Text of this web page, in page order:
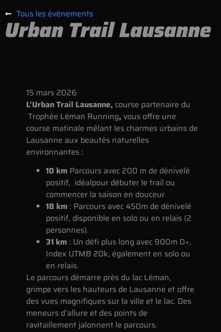
Tous les évènements
Urban Trail Lausanne
15 mars 2026
L’Urban Trail Lausanne, course partenaire du
Trophée Léman Running, vous offre une
course matinale mêlant les charmes urbains de
Lausanne aux beautés naturelles
environnantes :
10 km Parcours avec 200 m de dénivelé
positif, idéalpour débuter le trail ou
commencer la saison en douceur
18 km : Parcours avec 450m de dénivelé
positif, disponible en solo ou en relais (2
personnes).
31 km : Un défi plus long avec 900m D+,
Index UTMB 20k, également en solo ou
en relais.
Le parcours démarre près du lac Léman,
grimpe vers les hauteurs de Lausanne et offre
des vues magnifiques sur la ville et le lac. Des
meneurs d’allure et des points de
ravitaillement jalonnent le parcours.